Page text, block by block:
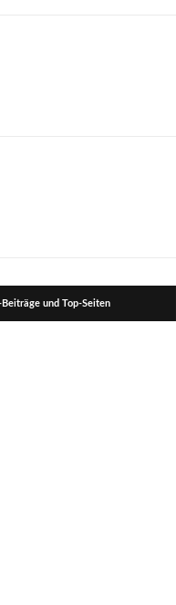
Beiträge und Top-Seiten